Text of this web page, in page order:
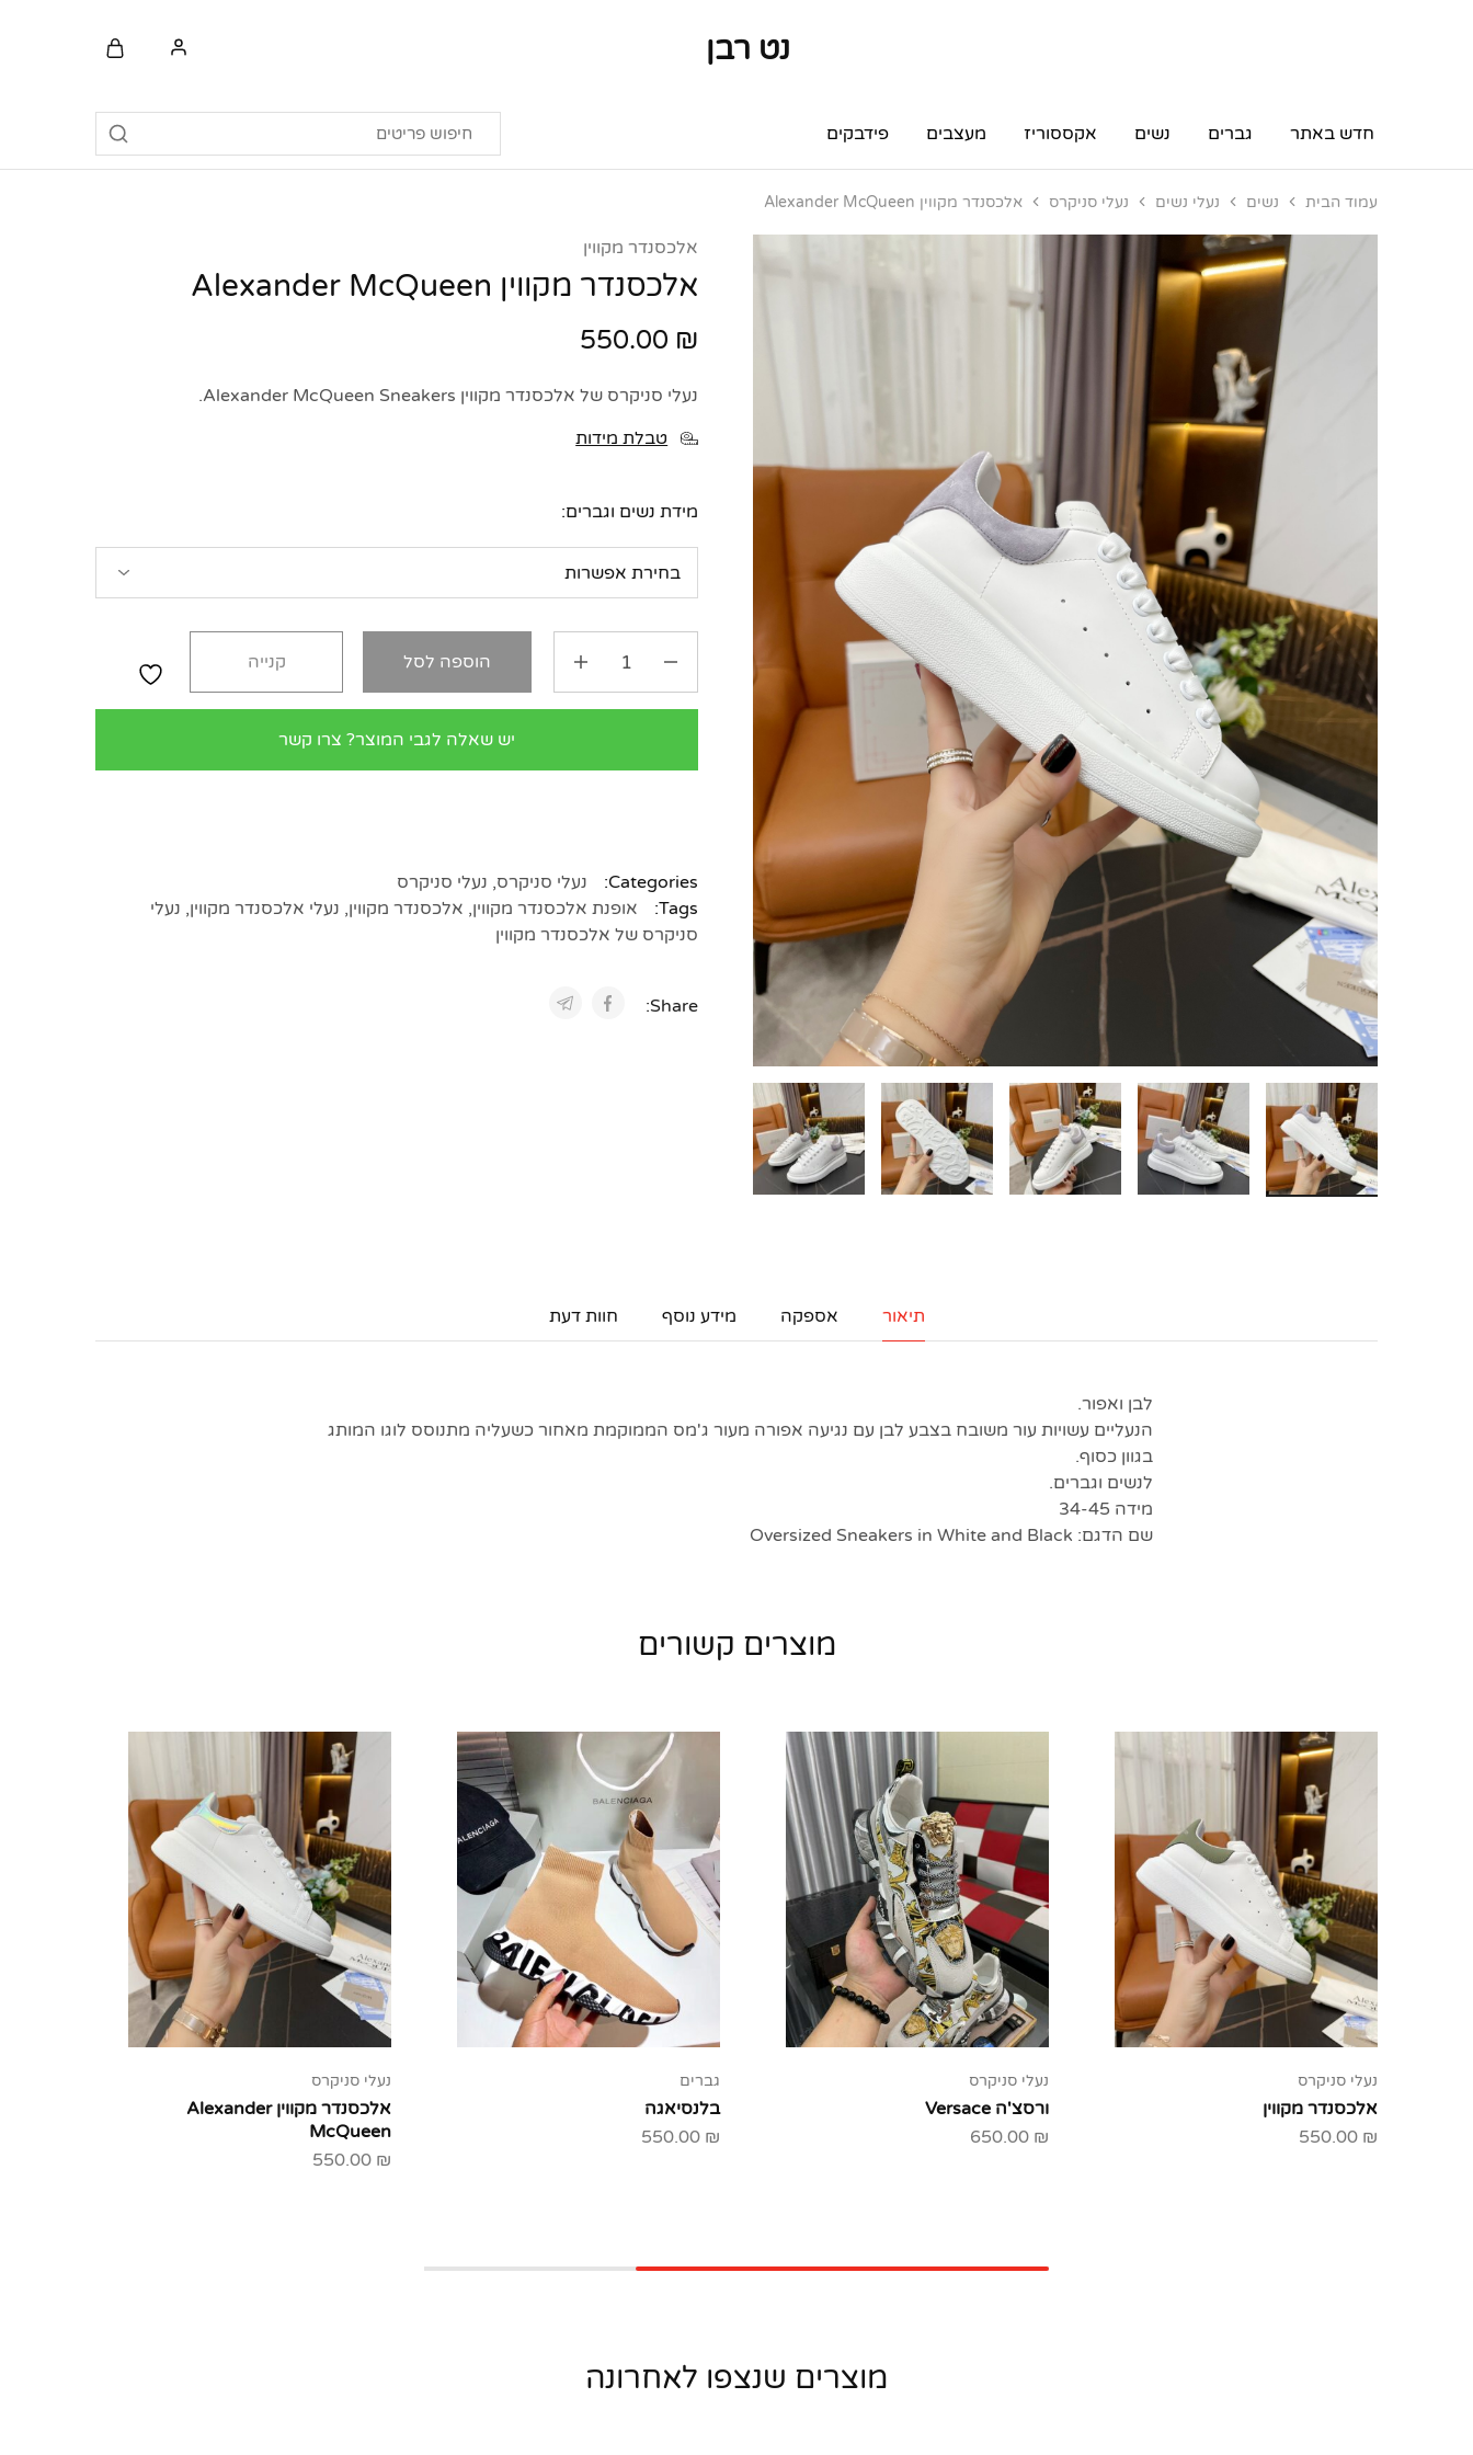
נט רבן
נט
מותגי
חדש באתר גברים נשים אקססוריז מעצבים פידבקים
עמוד הבית נשים נעלי נשים נעלי סניקרס אלכסנדר מקווין Alexander McQueen
אלכסנדר מקווין
אלכסנדר מקווין Alexander McQueen
550.00 ₪
נעלי סניקרס של אלכסנדר מקווין Alexander McQueen Sneakers.
טבלת מידות
מידת נשים וגברים:
הוספה לסל קנייה
יש שאלה לגבי המוצר? צרו קשר
Categories: נעלי סניקרס, נעלי סניקרס
Tags:
אופנת אלכסנדר מקווין, אלכסנדר מקווין, נעלי אלכסנדר מקווין, נעלי
סניקרס של אלכסנדר מקווין
Share:
תיאור אספקה מידע נוסף חוות דעת
לבן ואפור.
הנעליים עשויות עור משובח בצבע לבן עם נגיעה אפורה מעור ג'מס הממוקמת מאחור כשעליה מתנוסס לוגו המותג
בגוון כסוף.
לנשים וגברים.
מידה 34-45
שם הדגם: Oversized Sneakers in White and Black
מוצרים קשורים
נעלי סניקרס
אלכסנדר מקווין
550.00 ₪
נעלי סניקרס
ורסצ'ה Versace
650.00 ₪
גברים
בלנסיאגה
550.00 ₪
נעלי סניקרס
אלכסנדר מקווין Alexander
McQueen
550.00 ₪
מוצרים שנצפו לאחרונה